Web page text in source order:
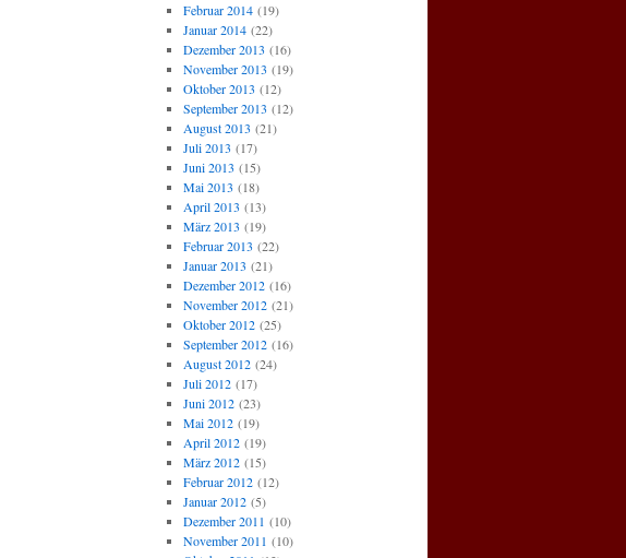
Februar 2014(19)
Januar 2014(22)
Dezember 2013 (16)
November 2013 (19)
Oktober 2013 (12)
September 2013 (12)
August 2013 (21)
Juli 2013 (17)
Juni 2013 (15)
Mai 2013 (18)
April 2013 (13)
März 2013 (19)
Februar 2013 (22)
Januar 2013 (21)
Dezember 2012(16)
November 2012(21)
Oktober 2012(25)
September 2012(16)
August 2012(24)
Juli 2012(17)
Juni 2012(23)
Mai 2012(19)
April 2012(19)
März 2012(15)
Februar 2012(12)
Januar 2012(5)
Dezember 2011 (10)
November 2011 (10)